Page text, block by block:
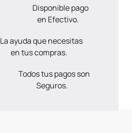
Disponible pago
en Efectivo.
La ayuda que necesitas
en tus compras.
Todos tus pagos son
Seguros.